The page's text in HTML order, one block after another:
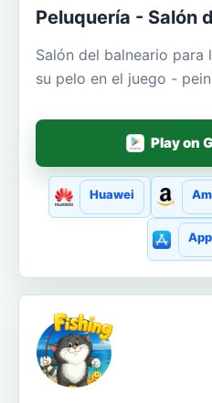
Peluquería - Salón
Salón del balneario para
su pelo en el juego -
Play on
Huawei